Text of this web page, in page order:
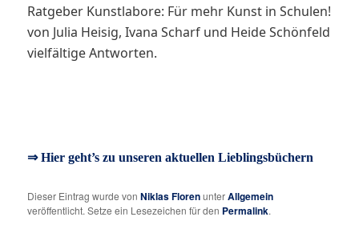
Ratgeber Kunstlabore: Für mehr Kunst in Schulen!
von Julia Heisig, Ivana Scharf und Heide Schönfeld
vielfältige Antworten.
⇒ Hier geht’s zu unseren aktuellen Lieblingsbüchern
Dieser Eintrag wurde vonNiklas FlorenunterAllgemein
veröffentlicht. Setze ein Lesezeichen für den Permalink.